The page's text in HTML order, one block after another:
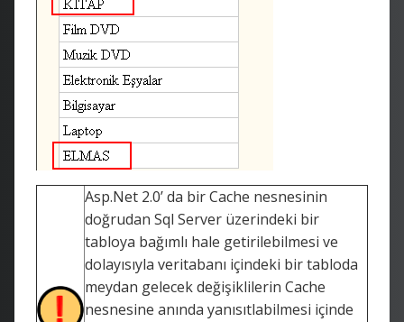
Asp.Net 2.0’ da bir Cache nesnesinin
doğrudan Sql Server üzerindeki bir
tabloya bağımlı hale getirilebilmesi ve
dolayısıyla veritabanı içindeki bir tabloda
meydan gelecek değişiklilerin Cache
nesnesine anında yanısıtlabilmesi içinde